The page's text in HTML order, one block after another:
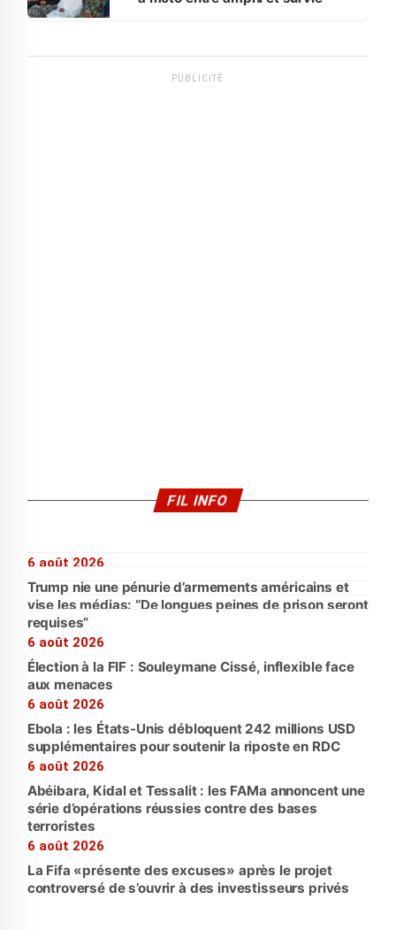
PUBLICITÉ
FIL INFO
6 août 2026
Trump nie une pénurie d’armements américains et
vise les médias: “De longues peines de prison seront
requises”
6 août 2026
Élection à la FIF : Souleymane Cissé, inflexible face
aux menaces
6 août 2026
Ebola : les États-Unis débloquent 242 millions USD
supplémentaires pour soutenir la riposte en RDC
6 août 2026
Abéibara, Kidal et Tessalit : les FAMa annoncent une
série d’opérations réussies contre des bases
terroristes
6 août 2026
La Fifa «présente des excuses» après le projet
controversé de s’ouvrir à des investisseurs privés